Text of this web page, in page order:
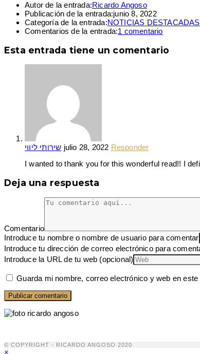
Autor de la entrada:Ricardo Angoso
Publicación de la entrada:junio 8, 2022
Categoría de la entrada:NOTICIAS DESTACADAS
Comentarios de la entrada:1 comentario
Esta entrada tiene un comentario
שירותי ליווי julio 28, 2022 Responder
I wanted to thank you for this wonderful read!! I
Deja una respuesta
Comentario
Introduce tu nombre o nombre de usuario para comentar
Introduce tu dirección de correo electrónico para
Introduce la URL de tu web (opcional)
Guarda mi nombre, correo electrónico y web en
© COPYRIGHT - RICARDO ANGOSO 2020
×